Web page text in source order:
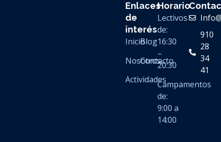
Enlaces
de
interés
Inicio
Nosotros
Actividades
Blog
Contacto
Horario
Lectivos
de:
16:30
–
20:30
Campamentos
de:
9:00 a
14:00
910
28
34
41